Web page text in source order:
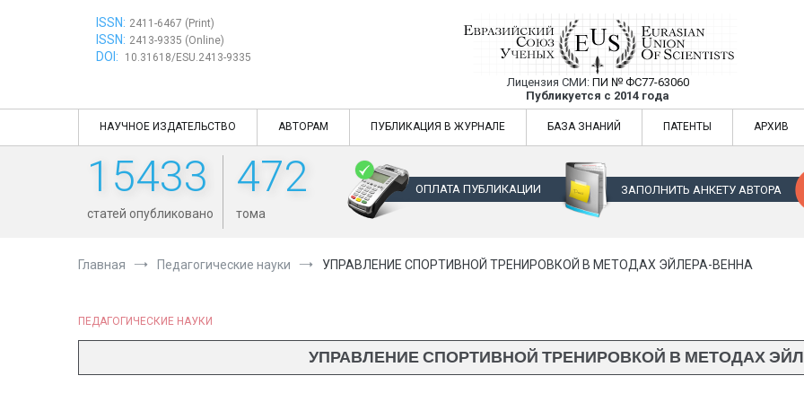
ISSN: 2411-6467 (Print)
ISSN: 2413-9335 (Online)
DOI: 10.31618/ESU.2413-9335
Евразийский Союз Ученых —
Лицензия СМИ: ПИ № ФС77-63060
Публикуется с 2014 года
Евразийский Союз Ученых — публикация научных статей в
НАУЧНОЕ ИЗДАТЕЛЬСТВО АВТОРАМ ПУБЛИКАЦИЯ В ЖУРНАЛЕ БАЗА ЗНАНИЙ ПАТЕНТЫ АРХИВ
15433
статей опубликовано
472
тома
ОПЛАТА ПУБЛИКАЦИИ ЗАПОЛНИТЬ АНКЕТУ АВТОРА
Главная Педагогические науки УПРАВЛЕНИЕ СПОРТИВНОЙ ТРЕНИРОВКОЙ В МЕТОДАХ ЭЙЛЕРА-ВЕННА
ПЕДАГОГИЧЕСКИЕ НАУКИ
УПРАВЛЕНИЕ СПОРТИВНОЙ ТРЕНИРОВКОЙ В МЕТОДАХ